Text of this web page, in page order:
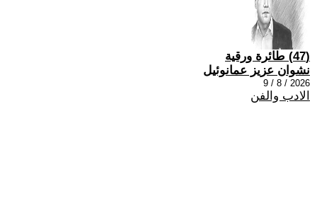
(47) طائرة ورقية
نشوان عزيز عمانوئيل
2026 / 8 / 9
الادب والفن